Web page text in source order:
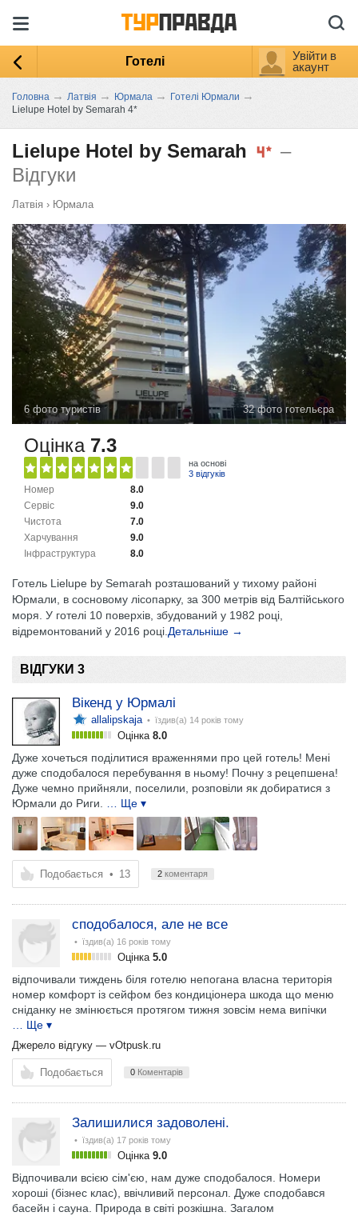
Готелі
Увійти в
акаунт
Головна → Латвія → Юрмала → Готелі Юрмали →
Lielupe Hotel by Semarah 4*
Lielupe Hotel by Semarah
–
Відгуки
Латвія › Юрмала
6 фото туристів 32 фото готельєра
Оцінка 7.3
на основі
3 відгуків
8.0
Номер
9.0
Сервіс
7.0
Чистота
9.0
Харчування
8.0
Інфраструктура
Готель Lielupe by Semarah розташований у тихому районі
Юрмали, в сосновому лісопарку, за 300 метрів від Балтійського
моря. У готелі 10 поверхів, збудований у 1982 році,
відремонтований у 2016 році. Детальніше →
ВІДГУКИ 3
Вікенд у Юрмалі
allalipskaja • їздив(а) 14 років тому
Оцінка 8.0
Дуже хочеться поділитися враженнями про цей готель! Мені
дуже сподобалося перебування в ньому! Почну з рецепшена!
Дуже чемно прийняли, поселили, розповіли як добиратися з
Юрмали до Риги.
… Ще ▾
Подобається • 13 2 коментаря
сподобалося, але не все
• їздив(а) 16 років тому
Оцінка 5.0
відпочивали тиждень біля готелю непогана власна територія
номер комфорт із сейфом без кондиціонера шкода що меню
сніданку не змінюється протягом тижня зовсім нема випічки
… Ще ▾
Джерело відгуку — vOtpusk.ru
Подобається 0 Коментарів
Залишилися задоволені.
• їздив(а) 17 років тому
Оцінка 9.0
Відпочивали всією сім'єю, нам дуже сподобалося. Номери
хороші (бізнес клас), ввічливий персонал. Дуже сподобався
басейн і сауна. Природа в світі розкішна. Загалом